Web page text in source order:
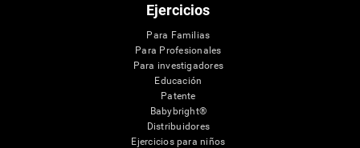
Ejercicios
Para Familias
Para Profesionales
Para investigadores
Educación
Patente
Babybright®
Distribuidores
Ejercicios para niños